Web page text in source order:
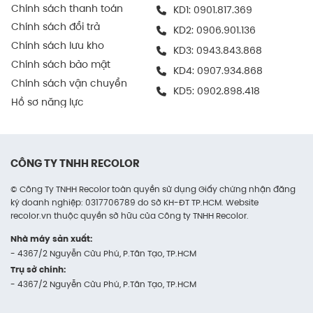
ra nhanh chóng, chính xác.
Trong ngành điện tử
Được nhiều doanh nghiệp sử dụng để chứa và
vận chuyển thiết bị điện tử, phụ kiện máy tính,
linh kiện kỹ thuật số…
Thùng giữ cho sản phẩm an toàn trong cả vận
chuyển nội bộ lẫn giao hàng cuối cùng.
Trong kinh doanh online
Thùng carton là lựa chọn lý tưởng cho các
shop online chuyên xử lý đơn hàng lớn hoặc
các đơn hàng combo.
Chính sách thanh toán
Chính sách đổi trả
Chính sách lưu kho
Chính sách bảo mật
Chính sách vận chuyển
Hồ sơ năng lực
KD1: 0901.817.369
KD2: 0906.901.136
KD3: 0943.843.868
KD4: 0907.934.868
KD5: 0902.898.418
CÔNG TY TNHH RECOLOR
© Công Ty TNHH Recolor toàn quyền sử dụng Giấy chứng nhận đăng
ký doanh nghiệp: 0317706789 do Sở KH-ĐT TP.HCM. Website
recolor.vn thuộc quyền sở hữu của Công ty TNHH Recolor.
Nhà máy sản xuất:
- 4367/2 Nguyễn Cửu Phú, P.Tân Tạo, TP.HCM
Trụ sở chính:
- 4367/2 Nguyễn Cửu Phú, P.Tân Tạo, TP.HCM